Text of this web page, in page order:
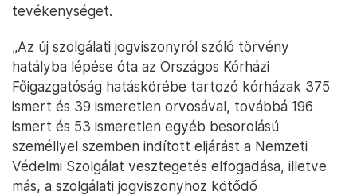
tevékenységet.
„Az új szolgálati jogviszonyról szóló törvény
hatályba lépése óta az Országos Kórházi
Főigazgatóság hatáskörébe tartozó kórházak 375
ismert és 39 ismeretlen orvosával, továbbá 196
ismert és 53 ismeretlen egyéb besorolású
személlyel szemben indított eljárást a Nemzeti
Védelmi Szolgálat vesztegetés elfogadása, illetve
más, a szolgálati jogviszonyhoz kötődő